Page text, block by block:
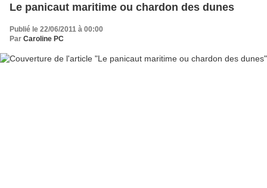
Le panicaut maritime ou chardon des dunes
Publié le 22/06/2011 à 00:00
Par Caroline PC